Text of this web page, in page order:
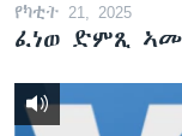
የካቲት 21, 2025
ፈነወ ድምጺ